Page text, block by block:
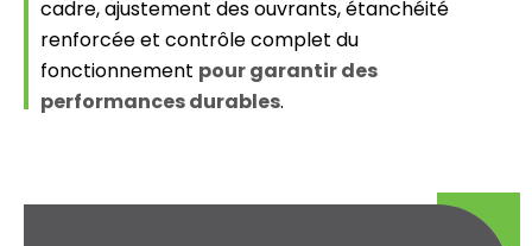
cadre, ajustement des ouvrants, étanchéité
renforcée et contrôle complet du
fonctionnement pour garantir des
performances durables.